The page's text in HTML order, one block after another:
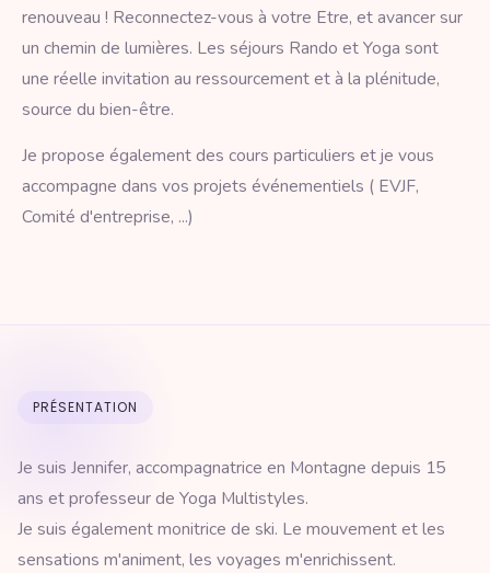
renouveau ! Reconnectez-vous à votre Etre, et avancer sur
un chemin de lumières. Les séjours Rando et Yoga sont
une réelle invitation au ressourcement et à la plénitude,
source du bien-être.
Je propose également des cours particuliers et je vous
accompagne dans vos projets événementiels ( EVJF,
Comité d'entreprise, ...)
PRÉSENTATION
Je suis Jennifer, accompagnatrice en Montagne depuis 15
ans et professeur de Yoga Multistyles.
Je suis également monitrice de ski. Le mouvement et les
sensations m'animent, les voyages m'enrichissent.